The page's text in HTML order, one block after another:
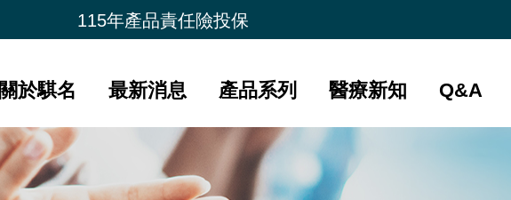
115年產品責任險投保
新品上市- 潤康原 水光膠原蛋白
Q&A
醫療新知
產品系列
最新消息
關於騏名